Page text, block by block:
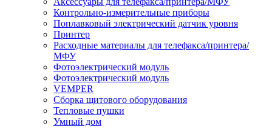
Контрольно-измерительные приборы
Поплавковый электрический датчик уровня
Принтер
Расходные материалы для телефакса/принтера/
МФУ
Фотоэлектрический модуль
Фотоэлектрический модуль
VEMPER
Сборка щитового оборудования
Тепловые пушки
Умный дом